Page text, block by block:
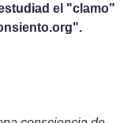
el "clamo"